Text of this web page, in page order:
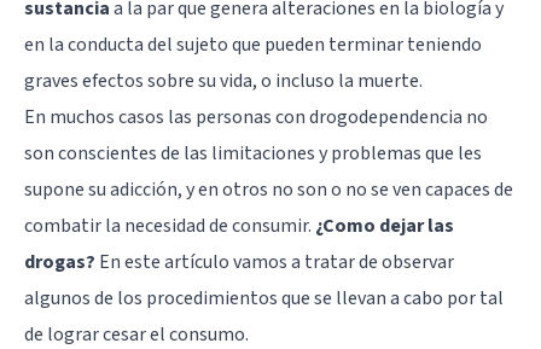
sustanciaa la par que genera alteraciones en la biología y
en la conducta del sujeto que pueden terminar teniendo
graves efectos sobre su vida, o incluso la muerte.
En muchos casos las personas con drogodependencia no
son conscientes de las limitaciones y problemas que les
supone su adicción, y en otros no son o no se ven capaces de
combatir la necesidad de consumir. ¿Como dejar las
drogas? En este artículo vamos a tratar de observar
algunos de los procedimientos que se llevan a cabo por tal
de lograr cesar el consumo.